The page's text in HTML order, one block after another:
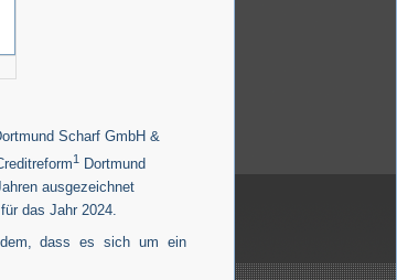
Scharf GmbH &
1
Dortmund
ausgezeichnet
das Jahr 2024.
dass es sich um ein